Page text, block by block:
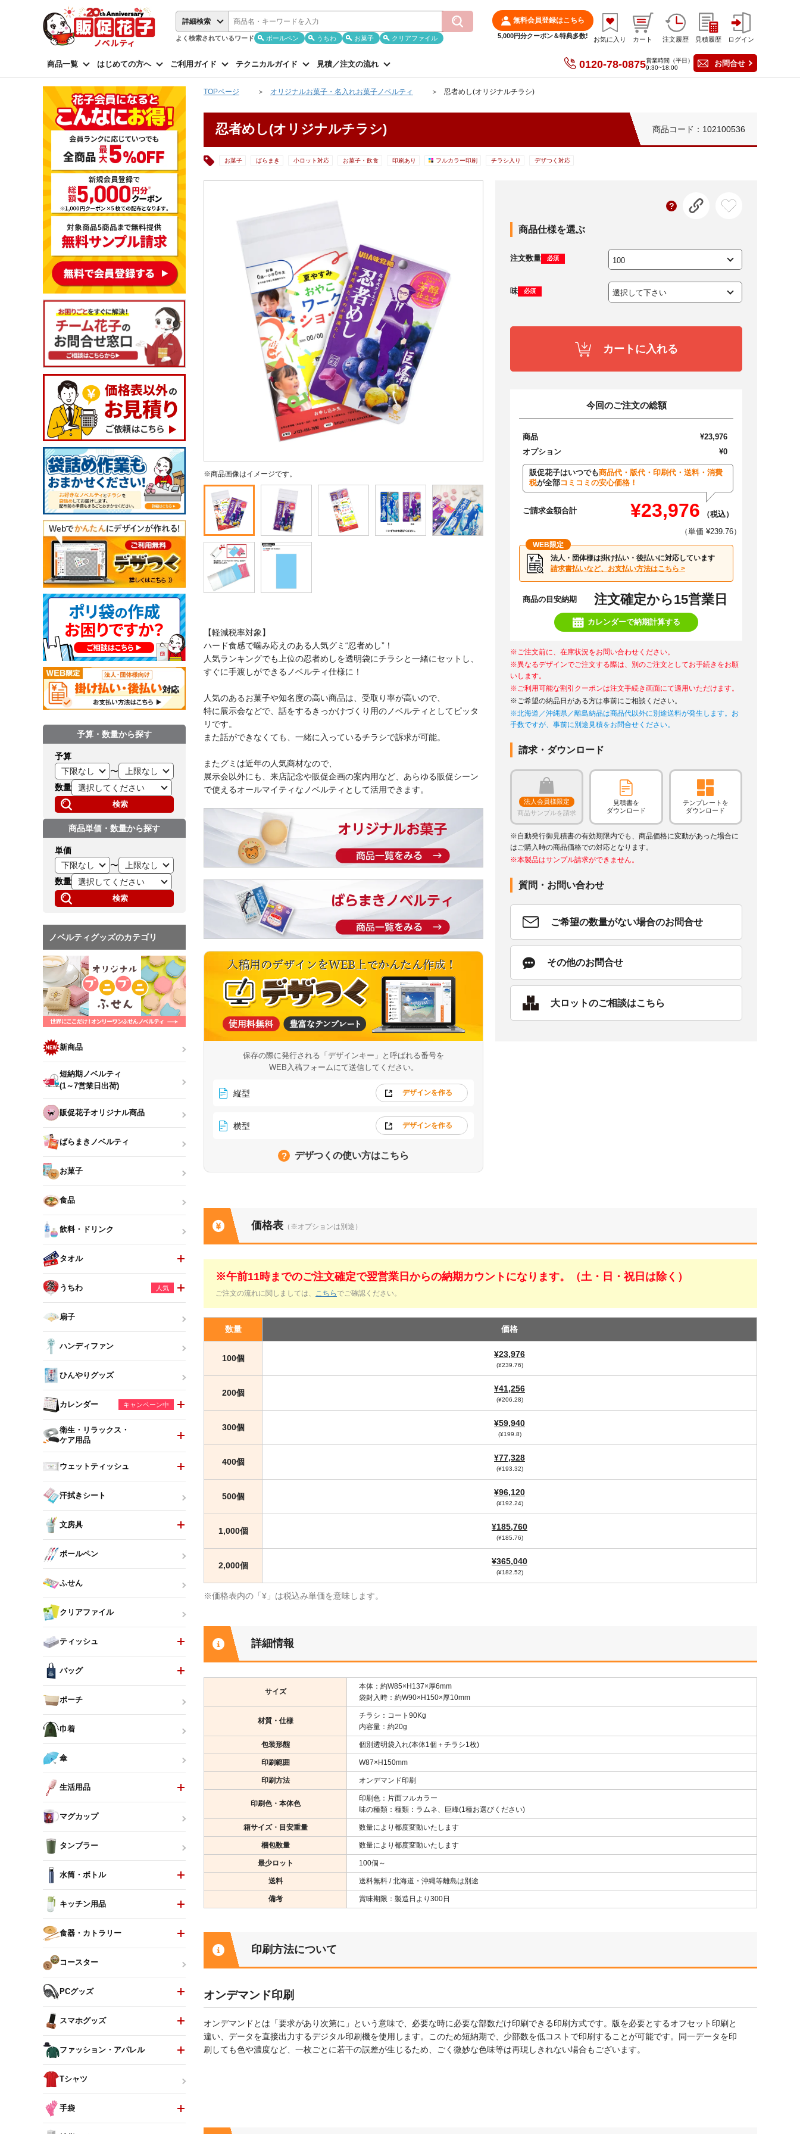
詳細検索
よく検索されているワード ボールペン うちわ お菓子 クリアファイル
無料会員登録はこちら
5,000円分クーポン＆特典多数! お気に入り カート 注文履歴 見積履歴 ログイン
商品一覧 はじめての方へ ご利用ガイド テクニカルガイド 見積／注文の流れ 0120-78-0875営業時間（平日）
9:30~18:00
お問合せ
TOPページ オリジナルお菓子・名入れお菓子ノベルティ 忍者めし(オリジナルチラシ)
忍者めし(オリジナルチラシ) 商品コード：102100536
お菓子 ばらまき 小ロット対応 お菓子・飲食 印刷あり フルカラー印刷 チラシ入り デザつく対応
※商品画像はイメージです。
【軽減税率対象】
ハード食感で噛み応えのある人気グミ“忍者めし”！
人気ランキングでも上位の忍者めしを透明袋にチラシと一緒にセットし、
すぐに手渡しができるノベルティ仕様に！
人気のあるお菓子や知名度の高い商品は、受取り率が高いので、
特に展示会などで、話をするきっかけづくり用のノベルティとしてピッタ
リです。
また話ができなくても、一緒に入っているチラシで訴求が可能。
またグミは近年の人気商材なので、
展示会以外にも、来店記念や販促企画の案内用など、あらゆる販促シーン
で使えるオールマイティなノベルティとして活用できます。
保存の際に発行される「デザインキー」と呼ばれる番号を
WEB入稿フォームにて送信してください。
縦型 デザインを作る
横型 デザインを作る
デザつくの使い方はこちら
商品仕様を選ぶ
注文数量 必須
味 必須
カートに入れる
今回のご注文の総額
商品
¥23,976
オプション
¥0
販促花子はいつでも商品代・版代・印刷代・送料・消費
税が全部コミコミの安心価格！
ご請求金額合計 ¥23,976
（税込）
（単価 ¥239.76）
WEB限定
法人・団体様は掛け払い・後払いに対応しています
請求書払いなど、お支払い方法はこちら >
商品の目安納期 注文確定から15営業日
カレンダーで納期計算する
※ご注文前に、在庫状況をお問い合わせください。
※異なるデザインでご注文する際は、別のご注文としてお手続きをお願
いします。
※ご利用可能な割引クーポンは注文手続き画面にて適用いただけます。
※ご希望の納品日がある方は事前にご相談ください。
※北海道／沖縄県／離島納品は商品代以外に別途送料が発生します。お
手数ですが、事前に別途見積をお問合せください。
請求・ダウンロード
法人会員様限定
商品サンプルを請求
見積書を
ダウンロード
テンプレートを
ダウンロード
※自動発行御見積書の有効期限内でも、商品価格に変動があった場合に
はご購入時の商品価格での対応となります。
※本製品はサンプル請求ができません。
質問・お問い合わせ
ご希望の数量がない場合のお問合せ
その他のお問合せ
大ロットのご相談はこちら
価格表 （※オプションは別途）
※午前11時までのご注文確定で翌営業日からの納期カウントになります。（土・日・祝日は除く）
ご注文の流れに関しましては、 こちら でご確認ください。
数量 価格
100個 ¥23,976
(¥239.76)
200個 ¥41,256
(¥206.28)
300個 ¥59,940
(¥199.8)
400個 ¥77,328
(¥193.32)
500個 ¥96,120
(¥192.24)
1,000個 ¥185,760
(¥185.76)
2,000個 ¥365,040
(¥182.52)
※価格表内の「¥」は税込み単価を意味します。
詳細情報
サイズ
本体：約W85×H137×厚6mm
袋封入時：約W90×H150×厚10mm
材質・仕様
チラシ：コート90Kg
内容量：約20g
包装形態 個別透明袋入れ(本体1個＋チラシ1枚)
印刷範囲 W87×H150mm
印刷方法 オンデマンド印刷
印刷色・本体色
印刷色：片面フルカラー
味の種類：種類：ラムネ、巨峰(1種お選びください)
箱サイズ・目安重量 数量により都度変動いたします
梱包数量 数量により都度変動いたします
最少ロット 100個～
送料 送料無料 / 北海道・沖縄等離島は別途
備考 賞味期限：製造日より300日
印刷方法について
オンデマンド印刷
オンデマンドとは「要求があり次第に」という意味で、必要な時に必要な部数だけ印刷できる印刷方式です。版を必要とするオフセット印刷と
違い、データを直接出力するデジタル印刷機を使用します。このため短納期で、少部数を低コストで印刷することが可能です。同一データを印
刷しても色や濃度など、一枚ごとに若干の誤差が生じるため、ごく微妙な色味等は再現しきれない場合もございます。
予算・数量から探す
予算
〜
数量
検索
商品単価・数量から探す
単価
〜
数量
検索
ノベルティグッズのカテゴリ
新商品
短納期ノベルティ
(1～7営業日出荷)
販促花子オリジナル商品
ばらまきノベルティ
お菓子
食品
飲料・ドリンク
タオル
うちわ 人気
扇子
ハンディファン
ひんやりグッズ
カレンダー キャンペーン中
衛生・リラックス・
ケア用品
ウェットティッシュ
汗拭きシート
文房具
ボールペン
ふせん
クリアファイル
ティッシュ
バッグ
ポーチ
巾着
傘
生活用品
マグカップ
タンブラー
水筒・ボトル
キッチン用品
食器・カトラリー
コースター
PCグッズ
スマホグッズ
ファッション・アパレル
Tシャツ
手袋